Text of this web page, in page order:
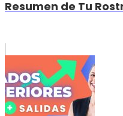
Resumen de Tu